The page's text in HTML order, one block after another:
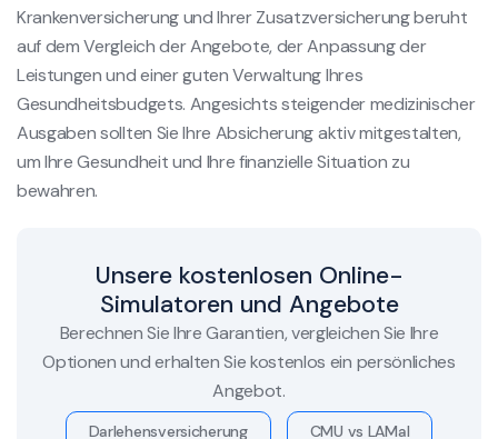
Krankenversicherung und Ihrer Zusatzversicherung beruht
auf dem Vergleich der Angebote, der Anpassung der
Leistungen und einer guten Verwaltung Ihres
Gesundheitsbudgets. Angesichts steigender medizinischer
Ausgaben sollten Sie Ihre Absicherung aktiv mitgestalten,
um Ihre Gesundheit und Ihre finanzielle Situation zu
bewahren.
Unsere kostenlosen Online-
Simulatoren und Angebote
Berechnen Sie Ihre Garantien, vergleichen Sie Ihre
Optionen und erhalten Sie kostenlos ein persönliches
Angebot.
Darlehensversicherung CMU vs LAMal